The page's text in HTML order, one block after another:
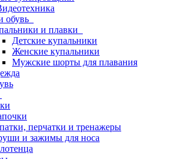
обувь
и плавки
Детские купальники
Женские купальники
Мужские шорты для плавания
перчатки и тренажеры
и зажимы для носа